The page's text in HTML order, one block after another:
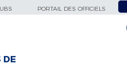
PORTAIL DES OFFICIELS
DE